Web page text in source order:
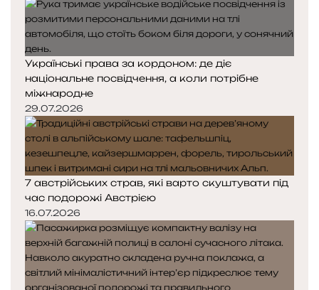
Українські права за кордоном: де діє
національне посвідчення, а коли потрібне
міжнародне
29.07.2026
7 австрійських страв, які варто скуштувати під
час подорожі Австрією
16.07.2026